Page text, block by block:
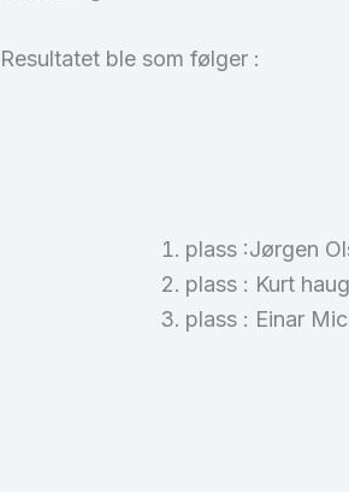
Resultatet ble som følger :
plass :Jørgen
plass : Kurt
plass : Einar